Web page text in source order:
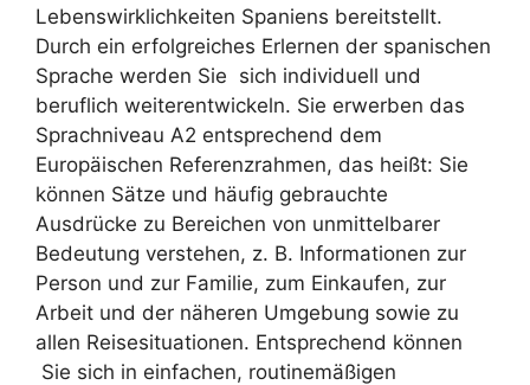
Lebenswirklichkeiten Spaniens bereitstellt.
Durch ein erfolgreiches Erlernen der spanischen
Sprache werden Sie sich individuell und
beruflich weiterentwickeln. Sie erwerben das
Sprachniveau A2 entsprechend dem
Europäischen Referenzrahmen, das heißt: Sie
können Sätze und häufig gebrauchte
Ausdrücke zu Bereichen von unmittelbarer
Bedeutung verstehen, z. B. Informationen zur
Person und zur Familie, zum Einkaufen, zur
Arbeit und der näheren Umgebung sowie zu
allen Reisesituationen. Entsprechend können
Sie sich in einfachen, routinemäßigen